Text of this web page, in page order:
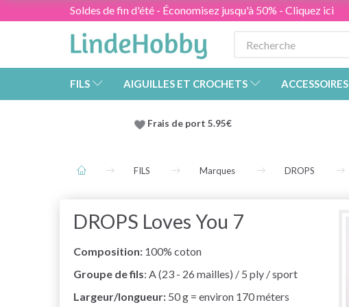
Soldes de fin d'été - Économisez jusqu'à 50% - Cliquez ici
FILS AIGUILLES ET CROCHETS ACCESSOIRES
Frais de port 5.95€
FILS Marques DROPS
DROPS Loves You 7
Composition: 100% coton
Groupe de fils: A (23 - 26 mailles) / 5 ply / sport
Largeur/longueur: 50 g = environ 170 méters